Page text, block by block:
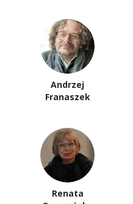
Andrzej
Franaszek
Renata